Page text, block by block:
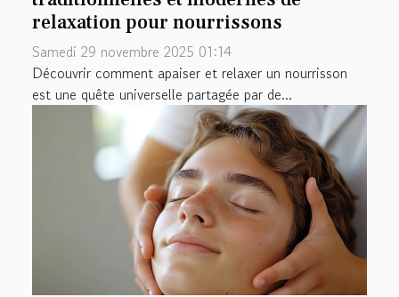
relaxation pour nourrissons
Samedi 29 novembre 2025 01:14
Découvrir comment apaiser et relaxer un nourrisson
est une quête universelle partagée par de...